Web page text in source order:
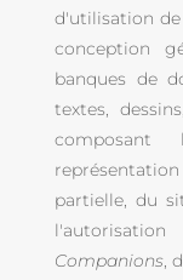
d'utilisation
conception
banques de
textes,
partielle, du
Companions,